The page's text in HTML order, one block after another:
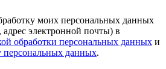
моих персональных данных
электронной почты) в
обработки персональных данных и
персональных данных.